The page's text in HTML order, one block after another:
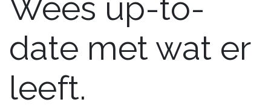
Wees up-to-
date met wat er
leeft.